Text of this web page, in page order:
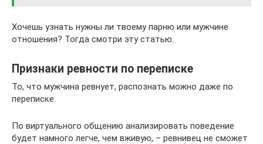
Хочешь узнать нужны ли твоему парню или мужчине
отношения? Тогда смотри эту статью.
Признаки ревности по переписке
То, что мужчина ревнует, распознать можно даже по
переписке.
По виртуального общению анализировать поведение
будет намного легче, чем вживую, – ревнивец не сможет